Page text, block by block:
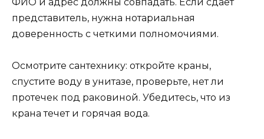
представитель, нужна нотариальная
доверенность с четкими полномочиями.
Осмотрите сантехнику: откройте краны,
спустите воду в унитазе, проверьте, нет ли
протечек под раковиной. Убедитесь, что из
крана течет и горячая вода.